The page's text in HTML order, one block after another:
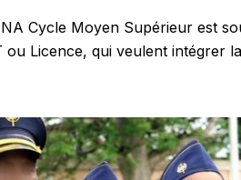
Cycle Moyen Supérieur est
ou Licence, qui veulent intégrer